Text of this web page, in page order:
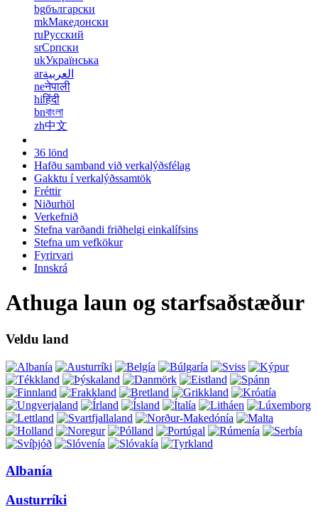
bgбългарски
mkМакедонски
ruРусский
srСрпски
ukУкраїнська
arالعربية
neनेपाली
hiहिंदी
bnবাংলা
zh中文
36 lönd
Hafðu samband við verkalýðsfélag
Gakktu í verkalýðssamtök
Fréttir
Niðurhöl
Verkefnið
Stefna varðandi friðhelgi einkalífsins
Stefna um vefkökur
Fyrirvari
Innskrá
Athuga laun og starfsaðstæður
Veldu land
Albanía
Austurríki